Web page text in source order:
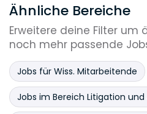
Ähnliche Bereiche
Erweitere deine Filter um
noch mehr passende
Jobs für Wiss. Mitarbeitende
Jobs im Bereich Litigation